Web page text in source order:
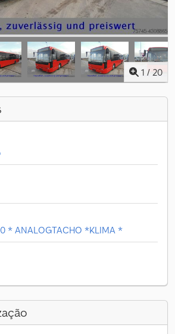
1 / 20
* ANALOGTACHO *KLIMA *